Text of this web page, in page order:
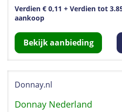
Verdien € 0,11 + Verdien tot
aankoop
Bekijk aanbieding
Donnay.nl
Donnay Nederland